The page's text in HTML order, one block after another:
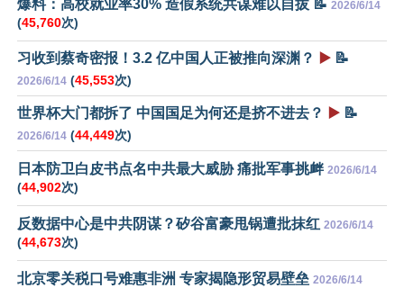
爆料：高校就业率30% 造假系统共谋难以自拔 📝 2026/6/14
(45,760次)
习收到蔡奇密报！3.2 亿中国人正被推向深渊？ ▶️ 📝
2026/6/14 (45,553次)
世界杯大门都拆了 中国国足为何还是挤不进去？ ▶️ 📝
2026/6/14 (44,449次)
日本防卫白皮书点名中共最大威胁 痛批军事挑衅 2026/6/14
(44,902次)
反数据中心是中共阴谋？矽谷富豪甩锅遭批抹红 2026/6/14
(44,673次)
北京零关税口号难惠非洲 专家揭隐形贸易壁垒 2026/6/14